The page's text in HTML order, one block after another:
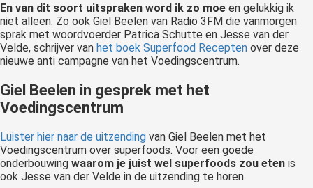
En van dit soort uitspraken word ik zo moe en gelukkig ik
niet alleen. Zo ook Giel Beelen van Radio 3FM die vanmorgen
sprak met woordvoerder Patrica Schutte en Jesse van der
Velde, schrijver van het boek Superfood Recepten over deze
nieuwe anti campagne van het Voedingscentrum.
Giel Beelen in gesprek met het
Voedingscentrum
Luister hier naar de uitzending van Giel Beelen met het
Voedingscentrum over superfoods. Voor een goede
onderbouwing waarom je juist wel superfoods zou eten is
ook Jesse van der Velde in de uitzending te horen.